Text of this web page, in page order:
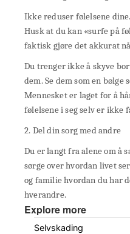
Ikke reduser følelsene
Husk at du kan «surfe på
faktisk gjøre det akkurat
Du trenger ikke å skyve
dem. Se dem som en
Mennesket er laget for å
følelsene i seg selv er ikke
2. Del din sorg med andre
Du er langt fra alene om å
sørge over hvordan livet
og familie hvordan du har
hverandre.
Explore more
Selvskading